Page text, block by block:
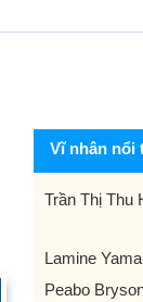
Vĩ nhân nổi
Trần Thị Thu
Lamine
Peabo